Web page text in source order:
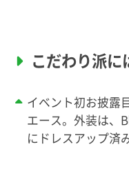
こだわり派に
イベント初お披露
エース。外装は、
にドレスアップ済